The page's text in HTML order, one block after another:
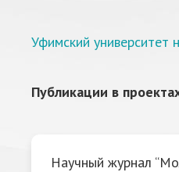
Уфимский университет
Публикации в
Научный журнал